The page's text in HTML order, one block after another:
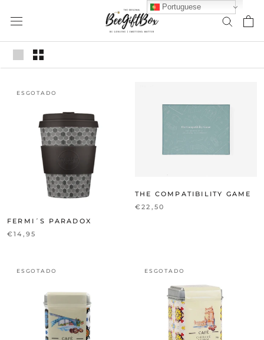
para
ESGOTADO
FERMI´S PARADOX
€14,95
THE COMPATIBILITY GAME
€22,50
ESGOTADO ESGOTADO
Portuguese